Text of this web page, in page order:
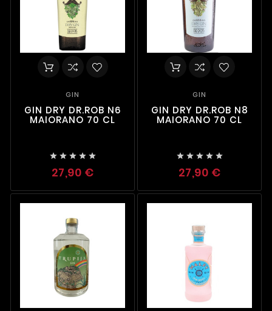
GIN
GIN DRY DR.ROB N6
MAIORANO 70 CL
    
27,90 €
GIN
GIN DRY DR.ROB N8
MAIORANO 70 CL
    
27,90 €